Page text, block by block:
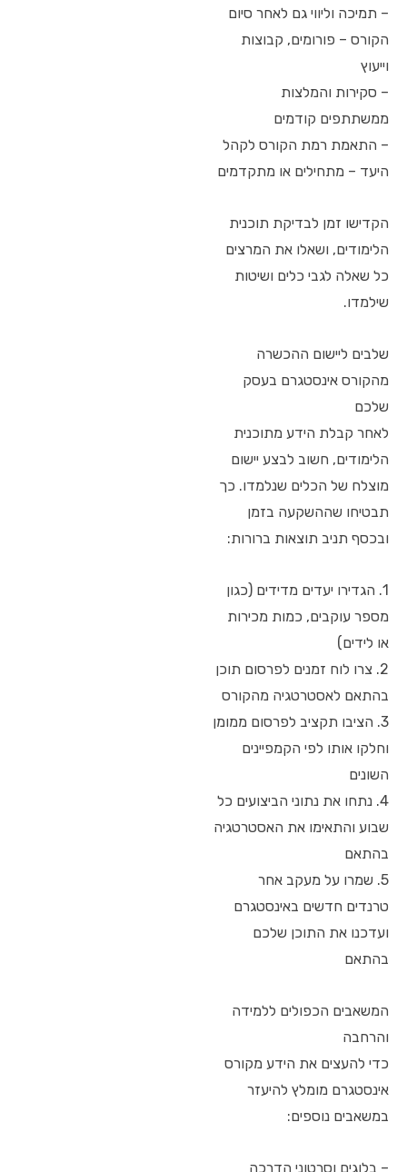
– תמיכה וליווי גם לאחר סיום
הקורס – פורומים, קבוצות
וייעוץ
– סקירות והמלצות
ממשתתפים קודמים
– התאמת רמת הקורס לקהל
היעד – מתחילים או מתקדמים
הקדישו זמן לבדיקת תוכנית
הלימודים, ושאלו את המרצים
כל שאלה לגבי כלים ושיטות
שילמדו.
שלבים ליישום ההכשרה
מהקורס אינסטגרם בעסק
שלכם
לאחר קבלת הידע מתוכנית
הלימודים, חשוב לבצע יישום
מוצלח של הכלים שנלמדו. כך
תבטיחו שההשקעה בזמן
ובכסף תניב תוצאות ברורות:
1. הגדירו יעדים מדידים (כגון
מספר עוקבים, כמות מכירות
או לידים)
2. צרו לוח זמנים לפרסום תוכן
בהתאם לאסטרטגיה מהקורס
3. הציבו תקציב לפרסום ממומן
וחלקו אותו לפי הקמפיינים
השונים
4. נתחו את נתוני הביצועים כל
שבוע והתאימו את האסטרטגיה
בהתאם
5. שמרו על מעקב אחר
טרנדים חדשים באינסטגרם
ועדכנו את התוכן שלכם
בהתאם
המשאבים הכפולים ללמידה
והרחבה
כדי להעצים את הידע מקורס
אינסטגרם מומלץ להיעזר
במשאבים נוספים:
– בלוגים וסרטוני הדרכה